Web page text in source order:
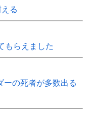
る
もらえました
ーの死者が多数出る